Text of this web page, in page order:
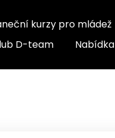
kurzy pro mládež
D-team
Nabídka